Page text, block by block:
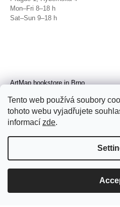
Tento web používá soubory
tohoto webu vyjadřujete
informací zde.
Mon–Fri 8–18 h
Sat–Sun 9–18 h
ArtMap bookstore in Brno
Brno, Radnická 4
Tue–Fri 11–19 h
Sat 14–19 h
© 2026 ArtMap. All rights